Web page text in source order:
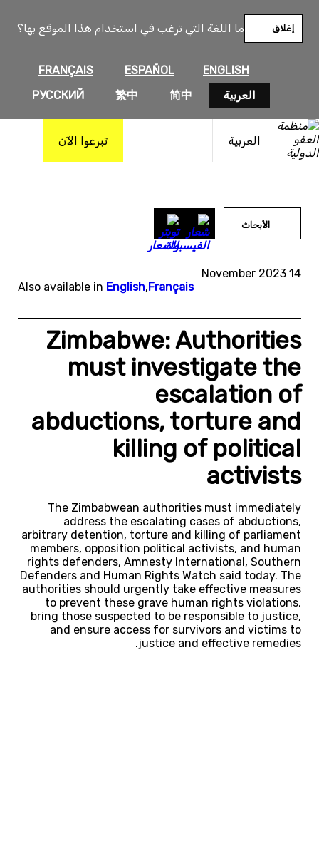
ما اللغة التي ترغب في استخدام هذا الموقع بها؟
ENGLISH
ESPAÑOL
FRANÇAIS
العربية
简中
繁中
РУССКИЙ
إغلاق
العربية تبرعوا الآن
المحتوى
الأبحاث
14 November 2023
Also available in English,Français
Zimbabwe: Authorities
must investigate the
escalation of
abductions, torture and
killing of political
activists
The Zimbabwean authorities must immediately
address the escalating cases of abductions,
arbitrary detention, torture and killing of parliament
members, opposition political activists, and human
rights defenders, Amnesty International, Southern
Defenders and Human Rights Watch said today. The
authorities should urgently take effective measures
to prevent these grave human rights violations,
bring those suspected to be responsible to justice,
and ensure access for survivors and victims to
justice and effective remedies.